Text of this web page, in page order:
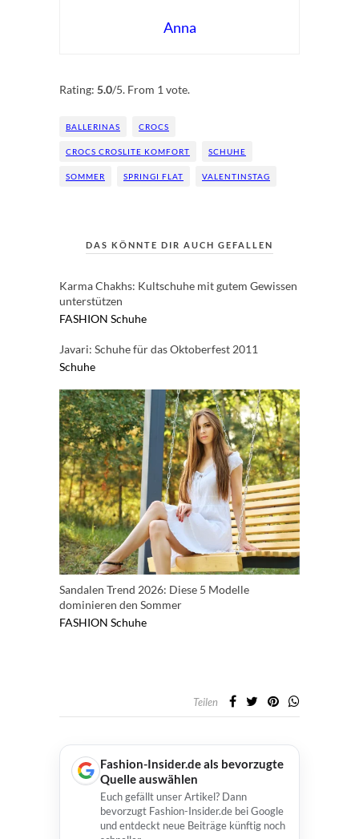
Anna
Rating: 5.0/5. From 1 vote.
BALLERINAS CROCS
CROCS CROSLITE KOMFORT SCHUHE
SOMMER SPRINGI FLAT VALENTINSTAG
DAS KÖNNTE DIR AUCH GEFALLEN
Karma Chakhs: Kultschuhe mit gutem Gewissen
unterstützen
FASHION Schuhe
Javari: Schuhe für das Oktoberfest 2011
Schuhe
Sandalen Trend 2026: Diese 5 Modelle
dominieren den Sommer
FASHION Schuhe
Teilen
Fashion-Insider.de als bevorzugte
Quelle auswählen
Euch gefällt unser Artikel? Dann
bevorzugt Fashion-Insider.de bei Google
und entdeckt neue Beiträge künftig noch